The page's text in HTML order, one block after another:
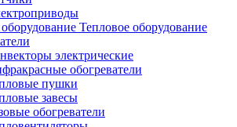
Тепловое оборудование
электрические
обогреватели
пушки
завесы
обогреватели